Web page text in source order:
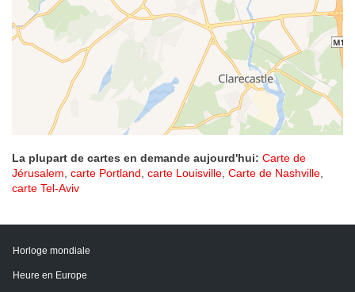
La plupart de cartes en demande aujourd'hui: Carte de
Jérusalem, carte Portland, carte Louisville, Carte de Nashville,
carte Tel-Aviv
Horloge mondiale
Heure en Europe